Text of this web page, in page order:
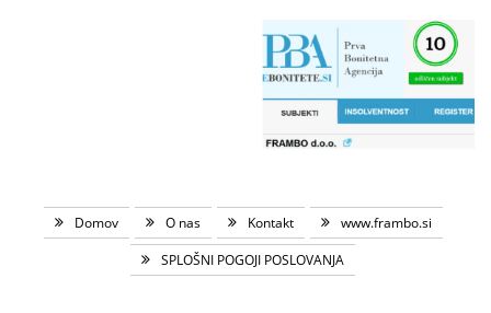
Domov O nas Kontakt
www.frambo.si
SPLOŠNI POGOJI POSLOVANJA